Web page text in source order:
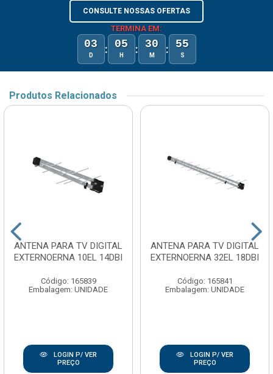
CONSULTE NOSSAS OFERTAS
TERMINA EM:
03
D : 05
H : 30
M : 55
S
Produtos Relacionados
ANTENA PARA TV DIGITAL
EXTERNOERNA 10EL 14DBI
Código: 165839
Embalagem: UNIDADE
LOGIN P/ VER
PREÇO
ANTENA PARA TV DIGITAL
EXTERNOERNA 32EL 18DBI
Código: 165841
Embalagem: UNIDADE
LOGIN P/ VER
PREÇO